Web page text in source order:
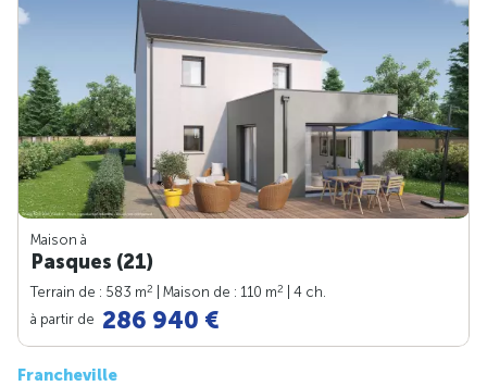
Maison à
Pasques (21)
Terrain de : 583 m2 | Maison de : 110 m2
| 4 ch.
à partir de 286 940 €
Francheville